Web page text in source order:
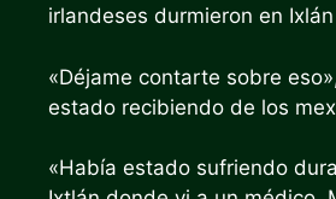
irlandeses durmieron en
«Déjame contarte sobre
estado recibiendo de los
«Había estado sufriendo